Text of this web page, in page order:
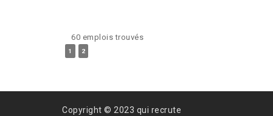
60 emplois trouvés
1 2
Copyright © 2023 qui recrute